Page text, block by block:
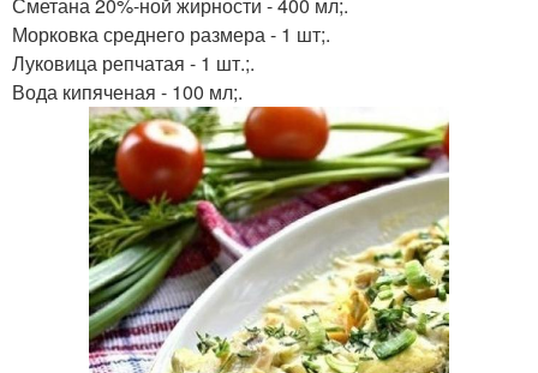
Морковка среднего размера - 1 шт;.
Луковица репчатая - 1 шт.;.
Вода кипяченая - 100 мл;.